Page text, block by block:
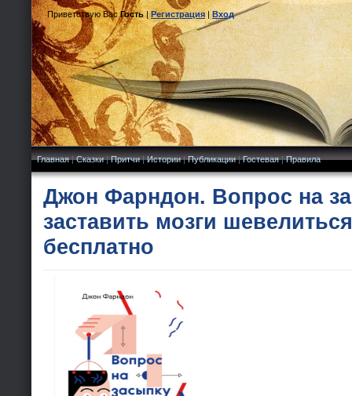
Приветствую Вас Гость|Регистрация|Вход
Главная|Сказки|Притчи|Истории|Публикации|Гостевая|Правила
Джон Фарндон. Вопрос на
заставить мозги
бесплатно